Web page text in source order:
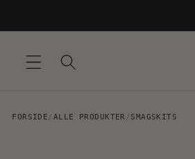
FORSIDE/ ALLE PRODUKTER/ SMAGSKITS